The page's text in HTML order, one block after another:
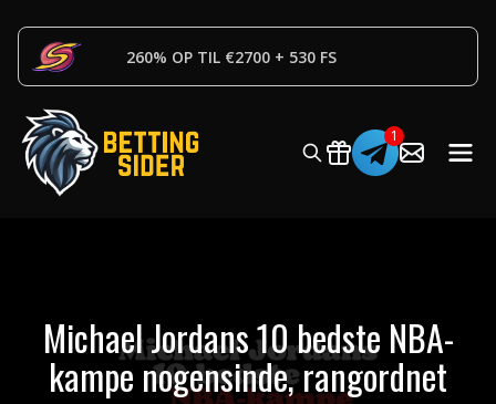
260% OP TIL €2700 + 530 FS
Michael Jordans 10 bedste NBA-
kampe nogensinde, rangordnet